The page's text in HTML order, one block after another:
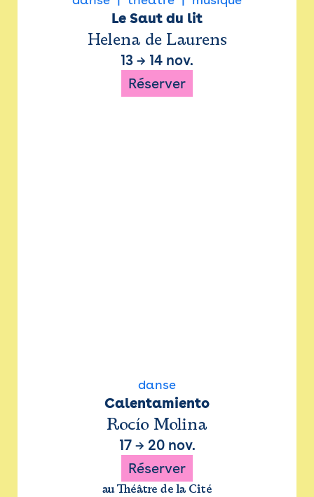
Le Saut du lit
Helena de Laurens
13 → 14 nov.
Réserver
danse
Calentamiento
Rocío Molina
17→ 20 nov.
Réserver
au Théâtre de la Cité